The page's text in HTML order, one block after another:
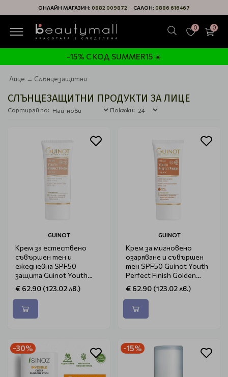
ОНЛАЙН МАГАЗИН: 0882 009872 САЛОН: 0886 616467
0 0
-15% С КОД SUMMER15 ☀️
Лице Слънцезащитни
СЛЪНЦЕЗАЩИТНИ ПРОДУКТИ ЗА ЛИЦЕ
Сортирай по: Покажи:
GUINOT
Крем за естествено
съвършен тен и
ежедневна SPF50
защита Guinot Youth
Perfect Finish 30ml
€ 62.90 (123.02 лв.)
GUINOT
Крем за мигновено
озаряване и съвършен
тен SPF50 Guinot Youth
Perfect Finish Golden
30ml
€ 62.90 (123.02 лв.)
-30% -15%